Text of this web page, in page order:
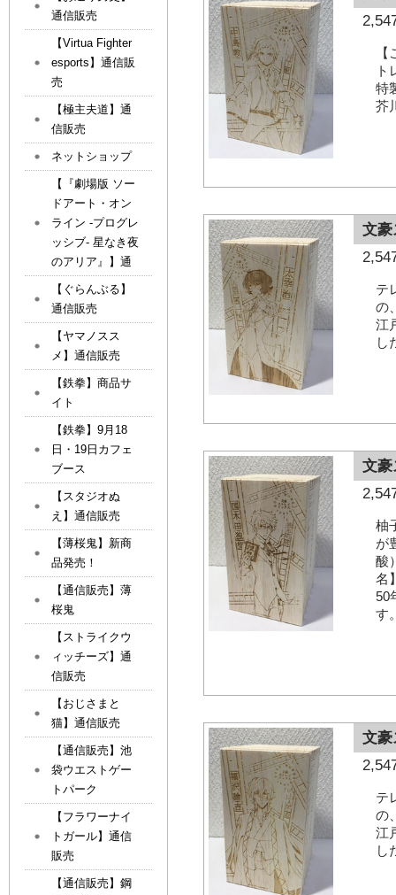
ト
特
芥
文
テ
の
江
し
文
柚
が
酸
名
50
す
文
テ
の
江
し
通信販売
【Virtua Fighter
esports】通信販
売
【極主夫道】通
信販売
ネットショップ
【『劇場版 ソー
ドアート・オン
ライン -プログレ
ッシブ- 星なき夜
のアリア』】通
【ぐらんぶる】
通信販売
【ヤマノスス
メ】通信販売
【鉄拳】商品サ
イト
【鉄拳】9月18
日・19日カフェ
ブース
【スタジオぬ
え】通信販売
【薄桜鬼】新商
品発売！
【通信販売】薄
桜鬼
【ストライクウ
ィッチーズ】通
信販売
【おじさまと
猫】通信販売
【通信販売】池
袋ウエストゲー
トパーク
【フラワーナイ
トガール】通信
販売
【通信販売】鋼